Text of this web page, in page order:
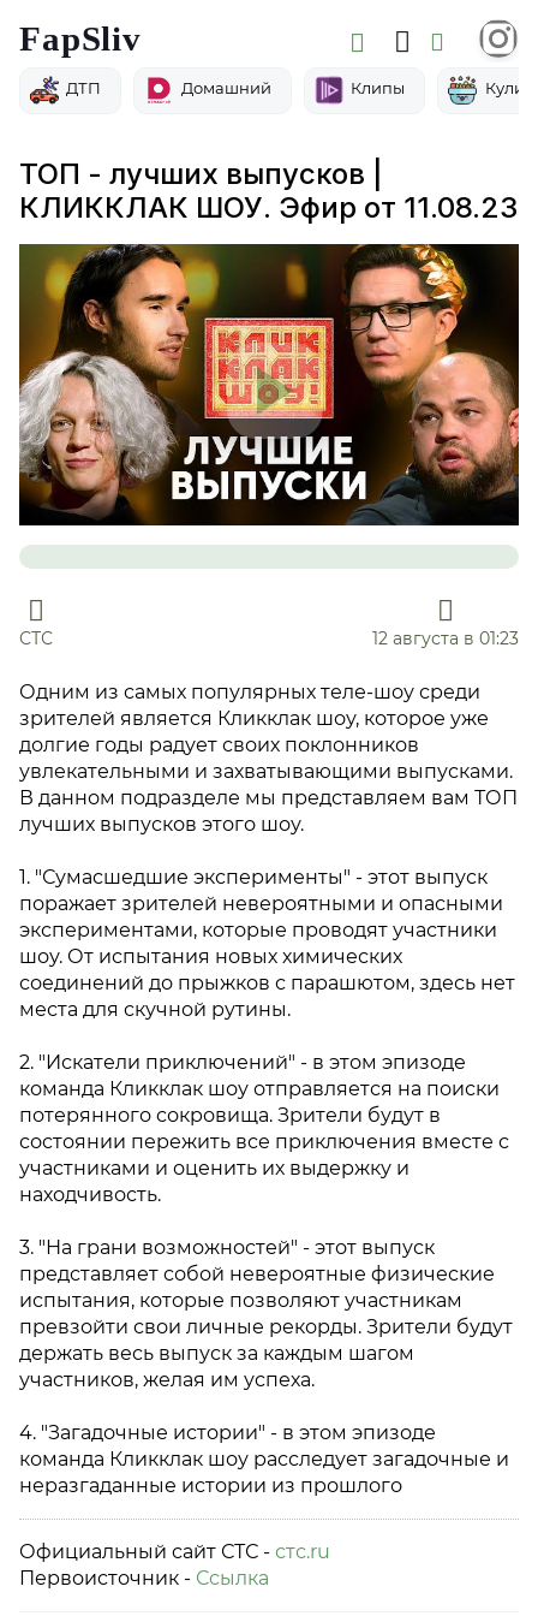
FapSliv
ДТП Домашний Клипы
ТОП - лучших выпусков |
КЛИККЛАК ШОУ. Эфир от 11.08.23
СТС 12 августа в 01:23
Одним из самых популярных теле-шоу среди
зрителей является Кликклак шоу, которое уже
долгие годы радует своих поклонников
увлекательными и захватывающими выпусками.
В данном подразделе мы представляем вам ТОП
лучших выпусков этого шоу.
1. "Сумасшедшие эксперименты" - этот выпуск
поражает зрителей невероятными и опасными
экспериментами, которые проводят участники
шоу. От испытания новых химических
соединений до прыжков с парашютом, здесь нет
места для скучной рутины.
2. "Искатели приключений" - в этом эпизоде
команда Кликклак шоу отправляется на поиски
потерянного сокровища. Зрители будут в
состоянии пережить все приключения вместе с
участниками и оценить их выдержку и
находчивость.
3. "На грани возможностей" - этот выпуск
представляет собой невероятные физические
испытания, которые позволяют участникам
превзойти свои личные рекорды. Зрители будут
держать весь выпуск за каждым шагом
участников, желая им успеха.
4. "Загадочные истории" - в этом эпизоде
команда Кликклак шоу расследует загадочные и
неразгаданные истории из прошлого
Официальный сайт СТС - стс.ru
Первоисточник - Ссылка